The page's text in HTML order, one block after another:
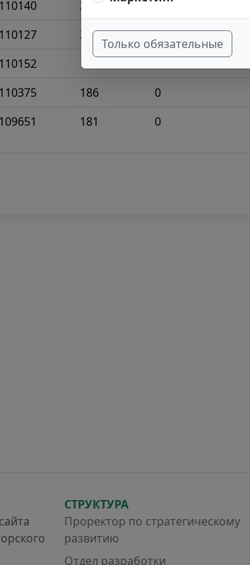
213 3
202 10
195
186 0
181 0
СТРУКТУРА
Проректор по стратегическому
развитию
Отдел разработки
Только обязательные